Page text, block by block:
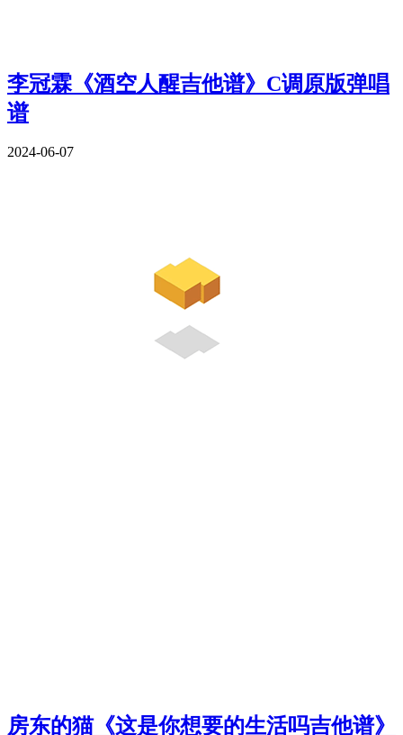
李冠霖《酒空人醒吉他谱》C调原版弹唱
谱
2024-06-07
房东的猫《这是你想要的生活吗吉他谱》